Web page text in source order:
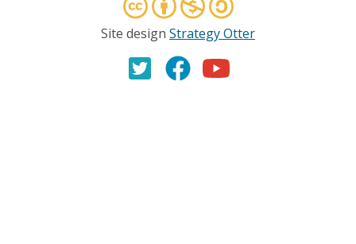
Site design Strategy Otter